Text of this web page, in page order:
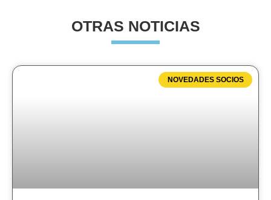
OTRAS NOTICIAS
NOVEDADES SOCIOS